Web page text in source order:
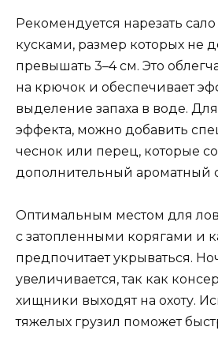
Рекомендуется нарезать
кусками, размер которых не
превышать 3–4 см. Это
на крючок и обеспечивает
выделение запаха в воде.
эффекта, можно добавить
чеснок или перец, которые
дополнительный ароматный
Оптимальным местом для
с затопленными корягами и
предпочитает укрываться.
увеличивается, так как
хищники выходят на охоту.
тяжелых грузил поможет